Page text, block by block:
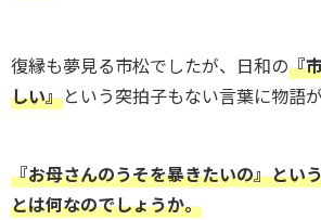
復縁も夢見る市松でしたが、日和の『
しい』という突拍子もない言葉に物語
『お母さんのうそを暴きたいの』とい
とは何なのでしょうか。